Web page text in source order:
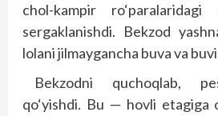
chol-kampir ro‘paralaridagi
sergaklanishdi. Bekzod
lolani jilmaygancha buva va
Bekzodni quchoqlab,
qo‘yishdi. Bu — hovli etagiga